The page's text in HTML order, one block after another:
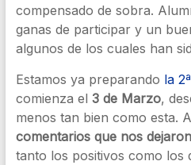
compensado de sobra.
ganas de participar y un
algunos de los cuales han
Estamos ya preparando la
comienza el 3 de Marzo,
menos tan bien como esta.
comentarios que nos
tanto los positivos como los